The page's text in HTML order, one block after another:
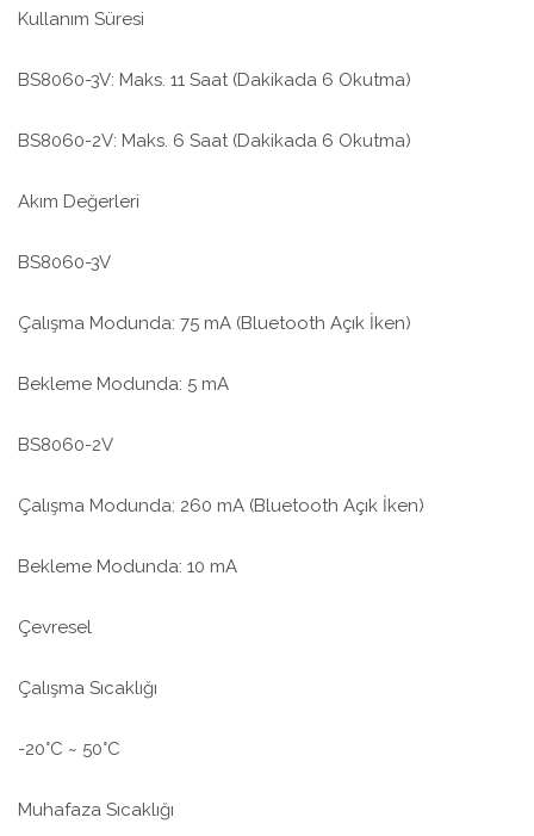
Kullanım Süresi
BS8060-3V: Maks. 11 Saat (Dakikada 6 Okutma)
BS8060-2V: Maks. 6 Saat (Dakikada 6 Okutma)
Akım Değerleri
BS8060-3V
Çalışma Modunda: 75 mA (Bluetooth Açık İken)
Bekleme Modunda: 5 mA
BS8060-2V
Çalışma Modunda: 260 mA (Bluetooth Açık İken)
Bekleme Modunda: 10 mA
Çevresel
Çalışma Sıcaklığı
-20°C ~ 50°C
Muhafaza Sıcaklığı